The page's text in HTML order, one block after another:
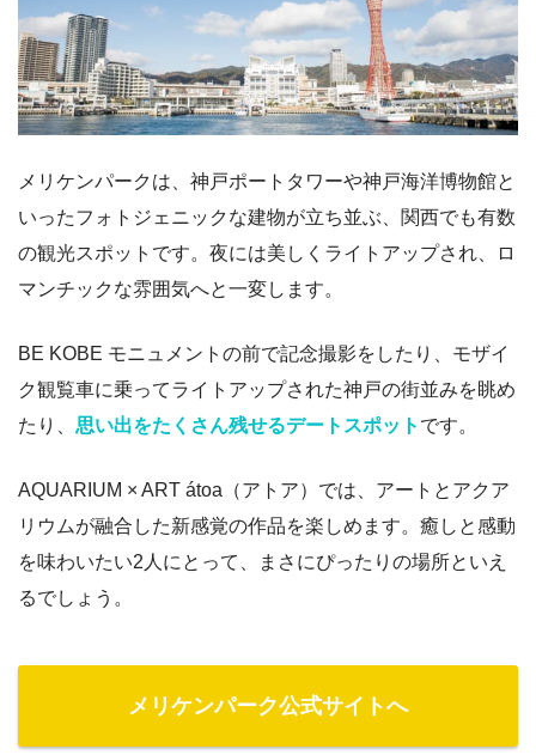
メリケンパークは、神戸ポートタワーや神戸海洋博物館と
いったフォトジェニックな建物が立ち並ぶ、関西でも有数
の観光スポットです。夜には美しくライトアップされ、ロ
マンチックな雰囲気へと一変します。
BE KOBE モニュメントの前で記念撮影をしたり、モザイ
ク観覧車に乗ってライトアップされた神戸の街並みを眺め
たり、 思い出をたくさん残せるデートスポット です。
AQUARIUM × ART átoa（アトア）では、アートとアクア
リウムが融合した新感覚の作品を楽しめます。癒しと感動
を味わいたい2人にとって、まさにぴったりの場所といえ
るでしょう。
メリケンパーク公式サイトへ